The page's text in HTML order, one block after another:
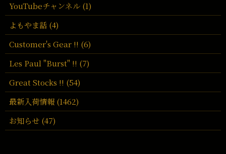
YouTubeチャンネル (1)
よもやま話 (4)
Customer's Gear !! (6)
Les Paul "Burst" !! (7)
Great Stocks !! (54)
最新入荷情報 (1462)
お知らせ (47)